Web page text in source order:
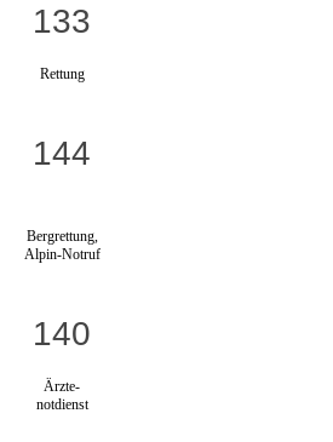
133
Rettung
144
Bergrettung,
Alpin-Notruf
140
Ärzte-
notdienst